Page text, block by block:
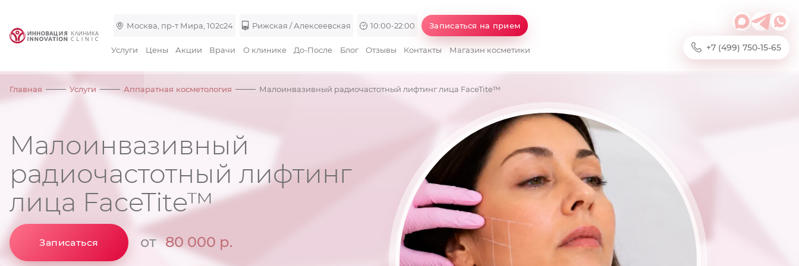
Москва, пр-т Мира, 102с24 Рижская / Алексеевская 10:00-22:00 Записаться на прием
Услуги Цены Акции Врачи О клинике До-После Блог Отзывы Контакты Магазин косметики +7 (499) 750-15-65
Главная Услуги Аппаратная косметология Малоинвазивный радиочастотный лифтинг лица FaceTite™
Малоинвазивный
радиочастотный лифтинг
лица FaceTite™
Записаться от 80 000 р.